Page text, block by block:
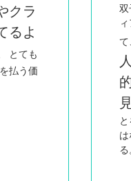
人でク
にとっ
な
情熱
のを